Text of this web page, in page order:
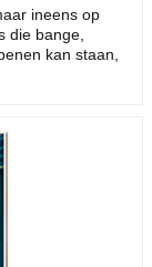
ineens op
die bange,
kan staan,